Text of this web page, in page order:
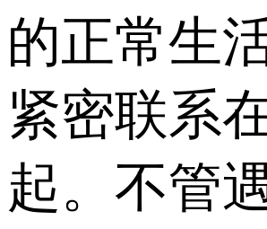
的正常生
紧密联系
起。不管